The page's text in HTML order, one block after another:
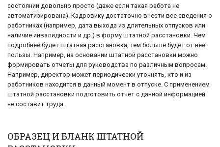
состоянии довольно просто (даже если такая работа не
автоматизирована). Кадровику достаточно внести все сведения о
работниках (например, дата выхода из длительных отпусков или
наличие инвалидности и др.) в форму штатной расстановки. Чем
подробнее будет штатная расстановка, тем больше будет от нее
пользы. Например, на основании штатной расстановки можно
формировать отчеты для руководства по различным вопросам.
Например, директор может периодически уточнять, кто и из
работников находится в данный момент в отпуске. С применением
штатной расстановки подготовить отчет с данной информацией
не составит труда.
ОБРАЗЕЦ И БЛАНК ШТАТНОЙ